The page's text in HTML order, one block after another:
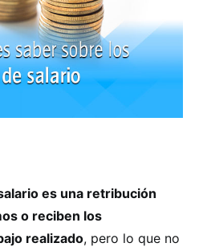
es una retribución
o reciben los
realizado, pero lo que no